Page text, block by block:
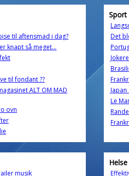
til aftensmad i dag?
knapt så meget...
til fondant ??
ALT OM MAD
ovn
Sport
Det
Le
musik